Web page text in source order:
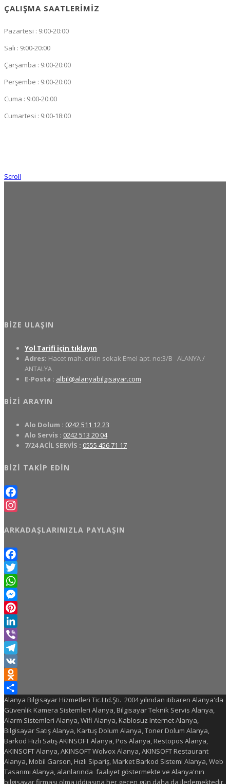
ÇALIŞMA SAATLERIMIZ
Pazartesi : 9:00-20:00
Salı : 9:00-20:00
Çarşamba : 9:00-20:00
Perşembe : 9:00-20:00
Cuma : 9:00-20:00
Cumartesi : 9:00-18:00
Scroll
BIZE ULAŞIN
Yol Tarifi için tıklayın
Adres: Hacet mah. erkin sokak Emel apt. no:3/B ALANYA /
ANTALYA
E-Posta : albil@alanyabilgisayar.com
BIZI ARAYIN
Alo Dolum : 0242 511 12 23
Alo Servis : 0242 513 20 04
7/24 ACİL SERVİS : 0555 456 71 17
BIZI TAKIP EDIN
Facebook
ARKADAŞLARINIZLA PAYLAŞIN
Facebook
Twitter
WhatsApp
Messenger
Pinterest
LinkedIn
Viber
Telegram
VK
Odnoklassniki
Share
Alanya Bilgisayar Hizmetleri Tic.Ltd.Şti. 2004 yılından itibaren Alanya'da
Güvenlik Kamera Sistemleri Alanya, Bilgisayar Teknik Servis Alanya,
Alarm Sistemleri Alanya, Wifi Alanya, Kablosuz Internet Alanya,
Bilgisayar Satış Alanya, Kartuş Dolum Alanya, Toner Dolum Alanya,
Barkod Hızlı Satış AKINSOFT Alanya, Pos Alanya, Restopos Alanya,
AKINSOFT Alanya, AKINSOFT Wolvox Alanya, AKINSOFT Restaurant
Alanya, Mobil Garson, Hızlı Sipariş, Market Barkod Sistemi Alanya, Web
Tasarımı Alanya, alanlarında faaliyet göstermekte ve Alanya'nın
bilgisayar firması olma iddiasına her geçen gün daha da ilerlemektedir.